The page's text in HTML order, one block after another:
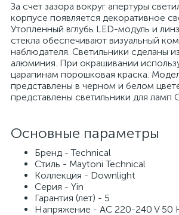
За счет зазора вокруг апертуры
корпусе появляется декоративное
Утопленный вглубь LED-модуль и
стекла обеспечивают визуальный
наблюдателя. Светильники сделаны
алюминия. При окрашивании
царапинам порошковая краска.
представлены в черном и белом
представлены светильники для ламп
Основные параметры
Бренд - Technical
Стиль - Maytoni Technical
Коллекция - Downlight
Серия - Yin
Гарантия (лет) - 5
Напряжение - AC 220-240 V 50